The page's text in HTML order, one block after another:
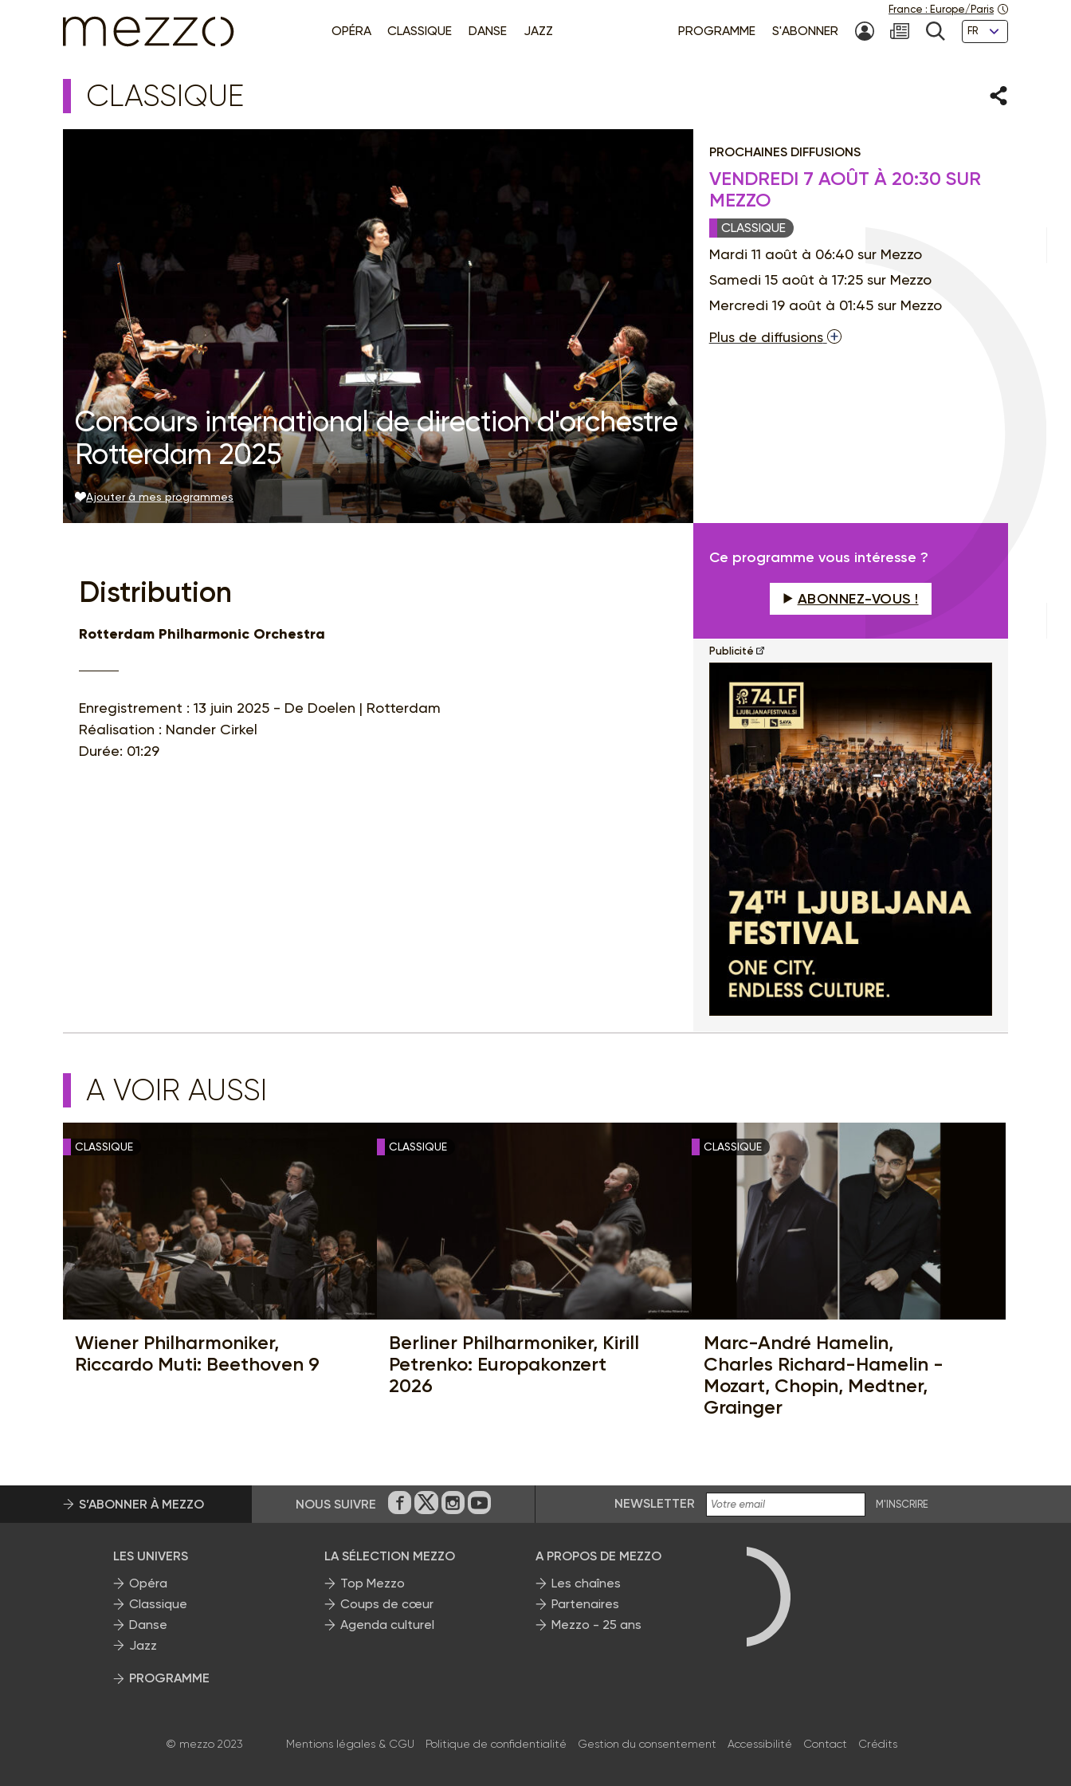
OPÉRA CLASSIQUE DANSE JAZZ PROGRAMME S'ABONNER MON COMPTE
NEWSLETTER
RECHERCHE
Langues
France : Europe/Paris
CLASSIQUE Partager
Concours international de direction d'orchestre
Rotterdam 2025
Ajouter à mes programmes
PROCHAINES DIFFUSIONS
VENDREDI 7 AOÛT À 20:30 SUR
MEZZO
CLASSIQUE
Mardi 11 août à 06:40 sur Mezzo
Samedi 15 août à 17:25 sur Mezzo
Mercredi 19 août à 01:45 sur Mezzo
Plus de diffusions
Distribution
Rotterdam Philharmonic Orchestra
Enregistrement : 13 juin 2025 - De Doelen | Rotterdam
Réalisation : Nander Cirkel
Durée: 01:29
Ce programme vous intéresse ?
ABONNEZ-VOUS !
Publicité
A VOIR AUSSI
CLASSIQUE
Wiener Philharmoniker,
Riccardo Muti: Beethoven 9
CLASSIQUE
Berliner Philharmoniker, Kirill
Petrenko: Europakonzert
2026
CLASSIQUE
Marc-André Hamelin,
Charles Richard-Hamelin -
Mozart, Chopin, Medtner,
Grainger
S’ABONNER À MEZZO NOUS SUIVRE Sur Facebook
Sur Twitter
Sur Instagram
Sur Youtube NEWSLETTER M'INSCRIRE
LES UNIVERS
Opéra
Classique
Danse
Jazz
PROGRAMME
LA SÉLECTION MEZZO
Top Mezzo
Coups de cœur
Agenda culturel
A PROPOS DE MEZZO
Les chaînes
Partenaires
Mezzo - 25 ans
© mezzo 2023 Mentions légales & CGU Politique de confidentialité Gestion du consentement Accessibilité Contact Crédits